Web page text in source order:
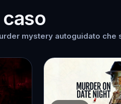
mystery autoguidato